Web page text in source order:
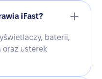
iFast?
baterii,
oraz usterek